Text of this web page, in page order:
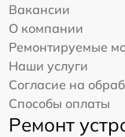
Вакансии
О компании
Ремонтируемые
Наши услуги
Согласие на
Способы оплаты
Ремонт